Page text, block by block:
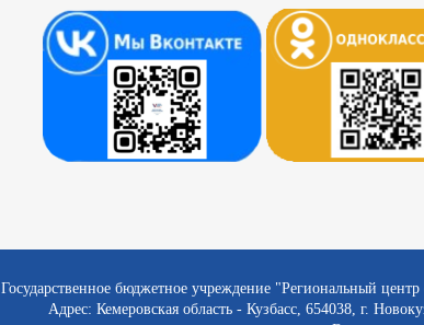
Государственное бюджетное учреждение "Региональный
Адрес: Кемеровская область - Кузбасс, 654038, г.